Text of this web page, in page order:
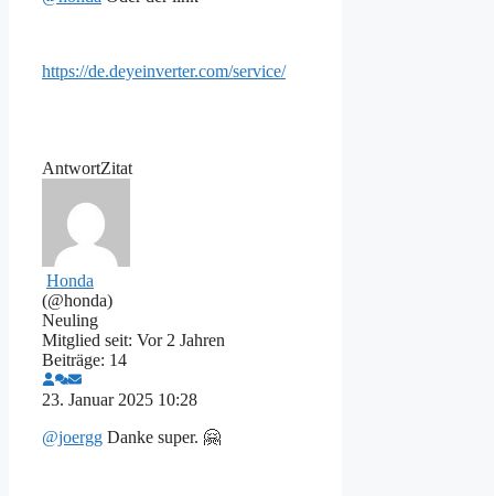
https://de.deyeinverter.com/service/
AntwortZitat
Honda
(@honda)
Neuling
Mitglied seit: Vor 2 Jahren
Beiträge: 14
23. Januar 2025 10:28
@joergg Danke super. 🤗